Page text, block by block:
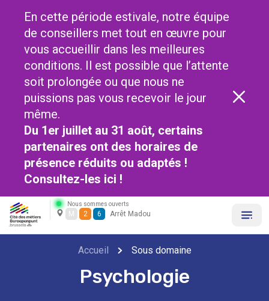
En cette période estivale, notre équipe
de conseillers met tout en œuvre pour
vous accueillir dans les meilleures
conditions. Il est possible que l’attente
soit prolongée ou que nous ne
puissions pas vous recevoir le jour
même.
Du 1er juillet au 31 août, certains
partenaires ont des horaires de
présence réduits ou adaptés !
Consultez-les ici !
Nous sommes ouverts
M 2 6 Arrêt Madou
Accueil Sous domaine
Psychologie